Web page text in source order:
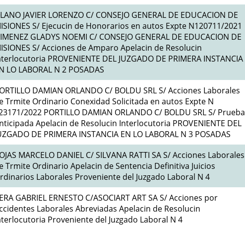
JAVIER LORENZO C/ CONSEJO GENERAL DE EDUCACION DE
S/ Ejecucin de Honorarios en autos Expte N120711/2021
GLADYS NOEMI C/ CONSEJO GENERAL DE EDUCACION DE
S/ Acciones de Amparo Apelacin de Resolucin
PROVENIENTE DEL JUZGADO DE PRIMERA INSTANCIA
LO LABORAL N 2 POSADAS
DAMIAN ORLANDO C/ BOLDU SRL S/ Acciones Laborales
Trmite Ordinario Conexidad Solicitada en autos Expte N
2022 PORTILLO DAMIAN ORLANDO C/ BOLDU SRL S/ Prueba
Apelacin de Resolucin Interlocutoria PROVENIENTE DEL
DE PRIMERA INSTANCIA EN LO LABORAL N 3 POSADAS
MARCELO DANIEL C/ SILVANA RATTI SA S/ Acciones Laborales
Trmite Ordinario Apelacin de Sentencia Definitiva Juicios
Laborales Proveniente del Juzgado Laboral N 4
GABRIEL ERNESTO C/ASOCIART ART SA S/ Acciones por
Laborales Abreviadas Apelacin de Resolucin
Proveniente del Juzgado Laboral N 4